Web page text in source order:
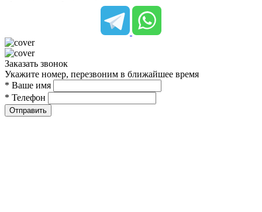
Заказать звонок
Укажите номер, перезвоним в ближайшее время
* Ваше имя
* Телефон
Отправить